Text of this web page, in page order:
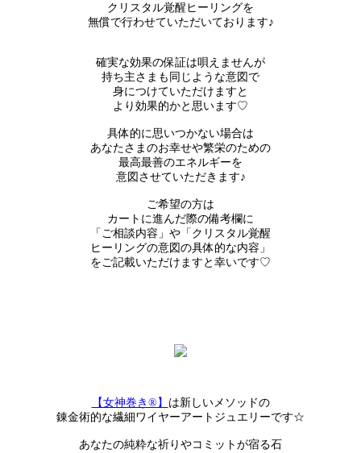
クリスタル覚醒ヒーリングを
無償で行わせていただいております♪
確実な効果の保証は唄えませんが
持ち主さまも同じような意図で
身につけていただけますと
より効果的かと思います♡
具体的に思いつかない場合は
あなたさまのお幸せや繁栄のための
最高最善のエネルギーを
意図させていただきます♪
ご希望の方は
カートに進んだ際の備考欄に
「ご相談内容」や「クリスタル覚醒
ヒーリングの意図の具体的な内容」
をご記載いただけますと幸いです♡
【女神巻き®】 は新しいメソッドの
錬金術的な繊細ワイヤーアートジュエリーです☆
あなたの純粋な祈りやコミットが宿る石